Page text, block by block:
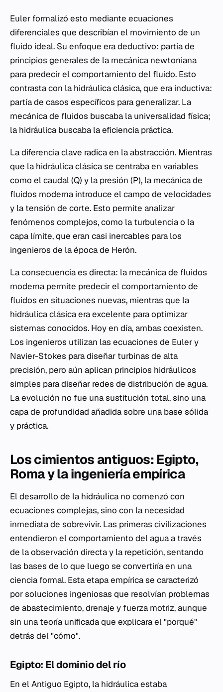
Euler formalizó esto mediante ecuaciones
diferenciales que describían el movimiento de un
fluido ideal. Su enfoque era deductivo: partía de
principios generales de la mecánica newtoniana
para predecir el comportamiento del fluido. Esto
contrasta con la hidráulica clásica, que era inductiva:
partía de casos específicos para generalizar. La
mecánica de fluidos buscaba la universalidad física;
la hidráulica buscaba la eficiencia práctica.
La diferencia clave radica en la abstracción. Mientras
que la hidráulica clásica se centraba en variables
como el caudal (Q) y la presión (P), la mecánica de
fluidos moderna introduce el campo de velocidades
y la tensión de corte. Esto permite analizar
fenómenos complejos, como la turbulencia o la
capa límite, que eran casi inercables para los
ingenieros de la época de Herón.
La consecuencia es directa: la mecánica de fluidos
moderna permite predecir el comportamiento de
fluidos en situaciones nuevas, mientras que la
hidráulica clásica era excelente para optimizar
sistemas conocidos. Hoy en día, ambas coexisten.
Los ingenieros utilizan las ecuaciones de Euler y
Navier-Stokes para diseñar turbinas de alta
precisión, pero aún aplican principios hidráulicos
simples para diseñar redes de distribución de agua.
La evolución no fue una sustitución total, sino una
capa de profundidad añadida sobre una base sólida
y práctica.
Los cimientos antiguos: Egipto,
Roma y la ingeniería empírica
El desarrollo de la hidráulica no comenzó con
ecuaciones complejas, sino con la necesidad
inmediata de sobrevivir. Las primeras civilizaciones
entendieron el comportamiento del agua a través
de la observación directa y la repetición, sentando
las bases de lo que luego se convertiría en una
ciencia formal. Esta etapa empírica se caracterizó
por soluciones ingeniosas que resolvían problemas
de abastecimiento, drenaje y fuerza motriz, aunque
sin una teoría unificada que explicara el "porqué"
detrás del "cómo".
Egipto: El dominio del río
En el Antiguo Egipto, la hidráulica estaba